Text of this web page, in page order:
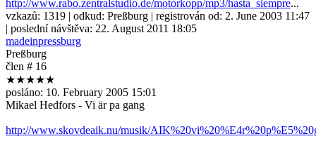
http://www.rabo.zentralstudio.de/motorkopp/mp3/hasta_siempre...
vzkazů: 1319 | odkud: Preßburg | registrován od: 2. June 2003 11:47
| poslední návštěva: 22. August 2011 18:05
madeinpressburg
Preßburg
člen # 16
★★★★★
posláno: 10. February 2005 15:01
Mikael Hedfors - Vi är pa gang
http://www.skovdeaik.nu/musik/